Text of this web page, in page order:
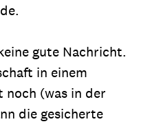
gute Nachricht.
in einem
noch (was in der
die gesicherte